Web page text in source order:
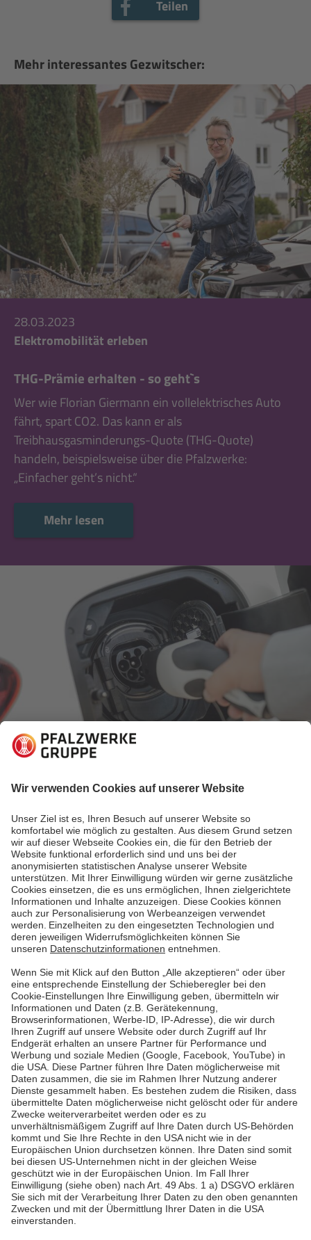
Teilen
Mehr interessantes Gezwitscher:
28.03.2023
Elektromobilität erleben
THG-Prämie erhalten - so geht`s
Wer wie Florian Giermann ein vollelektrisches Auto
fährt, spart CO2. Das kann er als
Treibhausgasminderungs-Quote (THG-Quote)
handeln, beispielsweise über die Pfalzwerke:
„Einfacher geht’s nicht.“
Mehr lesen
Elektromobilität erleben
Schneller, nachhaltiger, hyper: Neue
Ladeoptionen für E-Autos
Normallader, Schnelllader oder Hypercharger - was ist
der Unterschied und für welches Elektroauto ist
welches System nutzbar? Hier klären wir auf.
Mehr lesen
Mehr lesen
Pfalzwerke
Über uns & Autoren
Datenschutz
Impressum
Barrierefreiheit